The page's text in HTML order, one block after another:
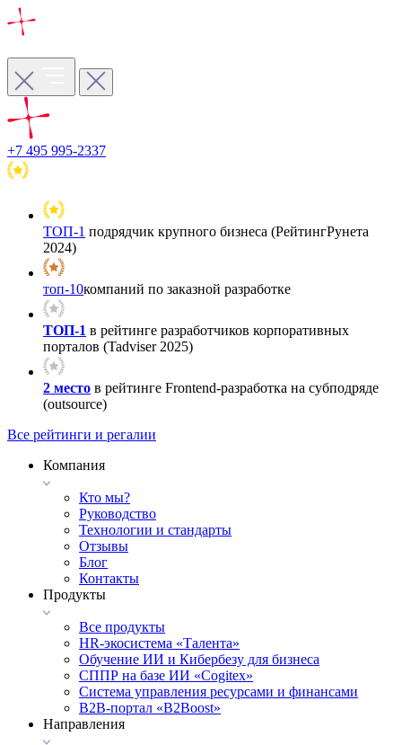
+7 495 995-2337
ТОП-1 подрядчик крупного бизнеса (РейтингРунета
2024)
топ-10компаний по заказной разработке
ТОП-1 в рейтинге разработчиков корпоративных
порталов (Tadviser 2025)
2 место в рейтинге Frontend-разработка на субподряде
(outsource)
Все рейтинги и регалии
Компания
Кто мы?
Руководство
Технологии и стандарты
Отзывы
Блог
Контакты
Продукты
Все продукты
HR-экосистема «Талента»
Обучение ИИ и Кибербезу для бизнеса
СППР на базе ИИ «Cogitex»
Система управления ресурсами и финансами
B2B-портал «B2Boost»
Направления